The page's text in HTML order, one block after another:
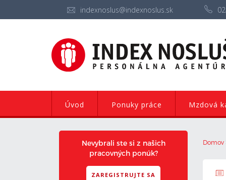
indexnoslus@indexnoslus.sk
Úvod Ponuky práce Mzdová
Domov
Nevybrali ste si z našich
pracovných ponúk?
ZAREGISTRUJTE SA